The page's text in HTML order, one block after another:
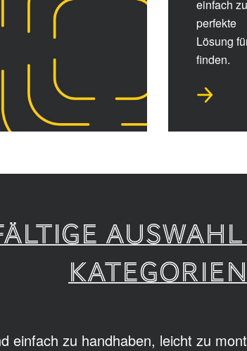
einfach
perfekte
Lösung
finden.
KATEGORIEN
einfach zu handhaben, leicht zu